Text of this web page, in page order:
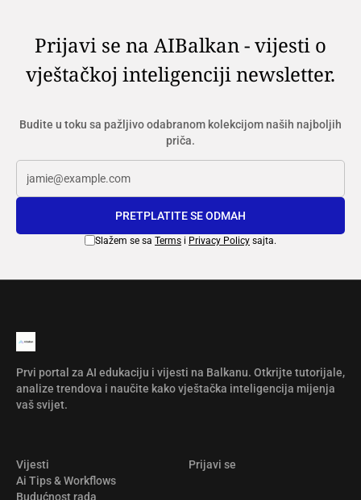
Prijavi se na AIBalkan - vijesti o
vještačkoj inteligenciji newsletter.
Budite u toku sa pažljivo odabranom kolekcijom naših najboljih
priča.
PRETPLATITE SE ODMAH
Slažem se sa Terms i Privacy Policy sajta.
Prvi portal za AI edukaciju i vijesti na Balkanu. Otkrijte tutorijale,
analize trendova i naučite kako vještačka inteligencija mijenja
vaš svijet.
Vijesti
Ai Tips & Workflows
Budućnost rada
Prijavi se